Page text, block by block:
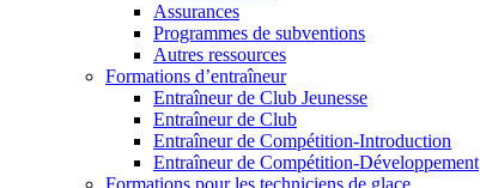
Assurances
Programmes de subventions
Autres ressources
Formations d’entraîneur
Entraîneur de Club Jeunesse
Entraîneur de Club
Entraîneur de Compétition-Introduction
Entraîneur de Compétition-Développement
Formations pour les techniciens de glace